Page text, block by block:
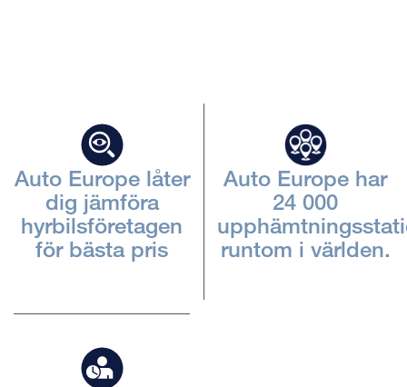
Auto Europe låter
dig jämföra
hyrbilsföretagen
för bästa pris
Auto Europe har
24 000
runtom i världen.